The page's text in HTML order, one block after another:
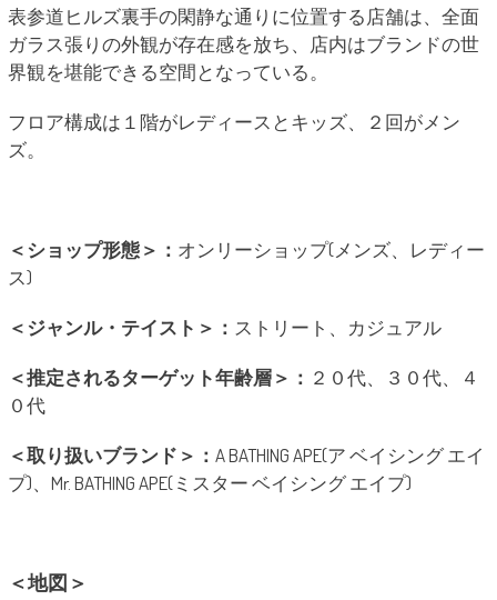
表参道ヒルズ裏手の閑静な通りに位置する店舗は、全面
ガラス張りの外観が存在感を放ち、店内はブランドの世
界観を堪能できる空間となっている。
フロア構成は１階がレディースとキッズ、２回がメン
ズ。
＜ショップ形態＞： オンリーショップ(メンズ、レディー
ス)
＜ジャンル・テイスト＞： ストリート、カジュアル
＜推定されるターゲット年齢層＞： ２０代、３０代、４
０代
＜取り扱いブランド＞： A BATHING APE(ア ベイシング エイ
プ)、Mr. BATHING APE(ミスター ベイシング エイプ)
＜地図＞